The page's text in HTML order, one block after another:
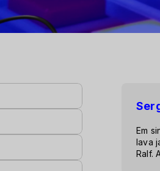
Em
lava
Ralf.